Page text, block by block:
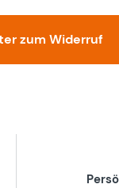
zum Widerruf